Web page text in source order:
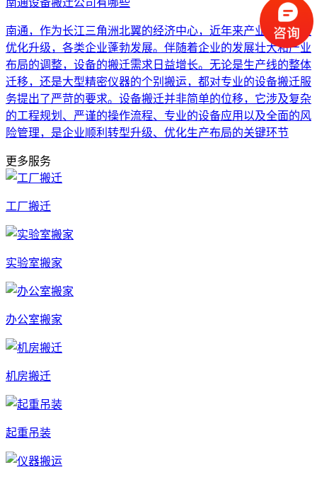
南通，作为长江三角洲北翼的经济中心，近年来产业结构持续
优化升级，各类企业蓬勃发展。伴随着企业的发展壮大和产业
布局的调整，设备的搬迁需求日益增长。无论是生产线的整体
迁移，还是大型精密仪器的个别搬运，都对专业的设备搬迁服
务提出了严苛的要求。设备搬迁并非简单的位移，它涉及复杂
的工程规划、严谨的操作流程、专业的设备应用以及全面的风
险管理，是企业顺利转型升级、优化生产布局的关键环节
更多服务
工厂搬迁
实验室搬家
办公室搬家
机房搬迁
起重吊装